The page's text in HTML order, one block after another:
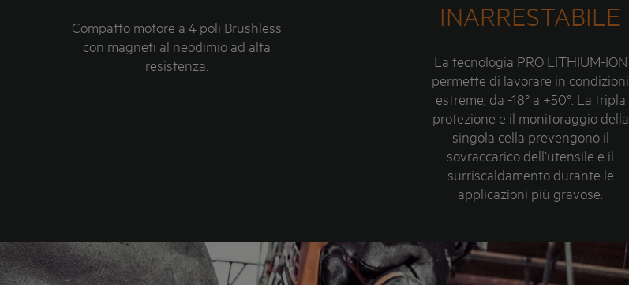
Compatto motore a 4 poli Brushless
con magneti al neodimio ad alta
resistenza.
INARRESTABILE
La tecnologia PRO LITHIUM-ION
permette di lavorare in condizioni
estreme, da -18° a +50°. La tripla
protezione e il monitoraggio della
singola cella prevengono il
sovraccarico dell’utensile e il
surriscaldamento durante le
applicazioni più gravose.